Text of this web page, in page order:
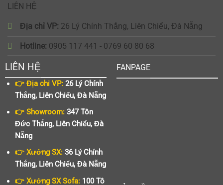
LIÊN HỆ
Địa chỉ VP: 26 Lý Chính Thắng, Liên Chiểu, Đà Nẵng
Hotline: 0905 117 441 - 0769 60 80 68
LIÊN HỆ
👉 Địa chỉ VP:26 Lý Chính
Thắng, Liên Chiểu, Đà Nẵng
👉 Showroom:347 Tôn
Đức Thắng, Liên Chiểu, Đà
Nẵng
👉 Xưởng SX:36 Lý Chính
Thắng, Liên Chiểu, Đà Nẵng
👉 Xưởng SX Sofa:100 Tô
FANPAGE